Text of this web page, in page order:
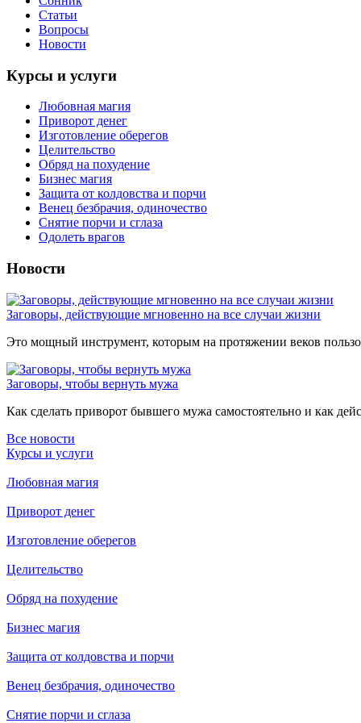
Статьи
Вопросы
Новости
Курсы и услуги
Любовная магия
Приворот денег
Изготовление оберегов
Целительство
Обряд на похудение
Бизнес магия
Защита от колдовства и порчи
Венец безбрачия, одиночество
Снятие порчи и сглаза
Одолеть врагов
Новости
Заговоры, действующие мгновенно на все случаи жизни
Это мощный инструмент, которым на протяжении веков
Заговоры, чтобы вернуть мужа
Как сделать приворот бывшего мужа самостоятельно и как
Все новости
Курсы и услуги
Любовная магия
Приворот денег
Изготовление оберегов
Целительство
Обряд на похудение
Бизнес магия
Защита от колдовства и порчи
Венец безбрачия, одиночество
Снятие порчи и сглаза